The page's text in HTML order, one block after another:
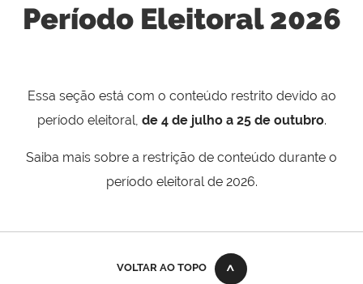
Período Eleitoral 2026
Essa seção está com o conteúdo restrito devido ao
período eleitoral, de 4 de julho a 25 de outubro.
Saiba mais sobre a restrição de conteúdo durante o
período eleitoral de 2026.
VOLTAR AO TOPO